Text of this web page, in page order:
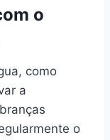
o
como
a
o